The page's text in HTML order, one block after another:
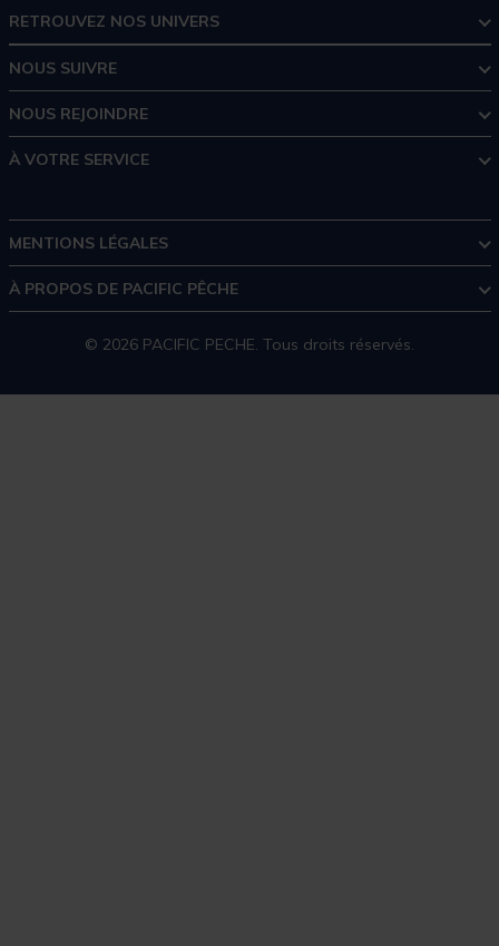
RETROUVEZ NOS UNIVERS
NOUS SUIVRE
NOUS REJOINDRE
À VOTRE SERVICE
MENTIONS LÉGALES
À PROPOS DE PACIFIC PÊCHE
© 2026 PACIFIC PECHE. Tous droits réservés.